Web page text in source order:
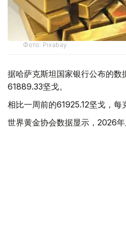
Фото: Pixabay
据哈萨克斯坦国家银行公布的数
61889.33坚戈。
相比一周前的61925.12坚戈，每
世界黄金协会数据显示，2026